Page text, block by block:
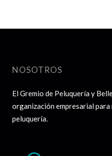
NOSOTROS
El Gremio de Peluquería y
organización empresarial
peluquería.